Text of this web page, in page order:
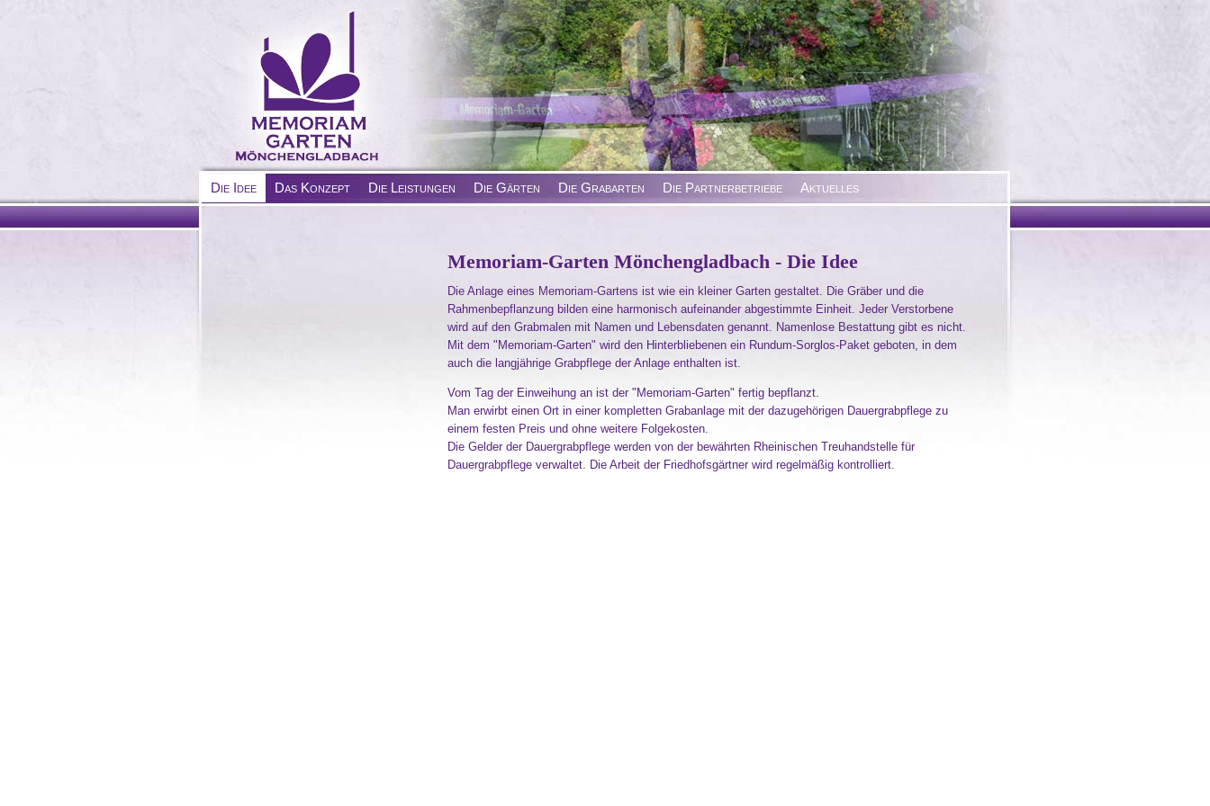
Die Idee Das Konzept Die Leistungen Die Gärten Die Grabarten Die Partnerbetriebe Aktuelles
Memoriam-Garten Mönchengladbach - Die Idee
Die Anlage eines Memoriam-Gartens ist wie ein kleiner Garten gestaltet. Die Gräber und die
Rahmenbepflanzung bilden eine harmonisch aufeinander abgestimmte Einheit. Jeder Verstorbene
wird auf den Grabmalen mit Namen und Lebensdaten genannt. Namenlose Bestattung gibt es nicht.
Mit dem "Memoriam-Garten" wird den Hinterbliebenen ein Rundum-Sorglos-Paket geboten, in dem
auch die langjährige Grabpflege der Anlage enthalten ist.
Vom Tag der Einweihung an ist der "Memoriam-Garten" fertig bepflanzt.
Man erwirbt einen Ort in einer kompletten Grabanlage mit der dazugehörigen Dauergrabpflege zu
einem festen Preis und ohne weitere Folgekosten.
Die Gelder der Dauergrabpflege werden von der bewährten Rheinischen Treuhandstelle für
Dauergrabpflege verwaltet. Die Arbeit der Friedhofsgärtner wird regelmäßig kontrolliert.